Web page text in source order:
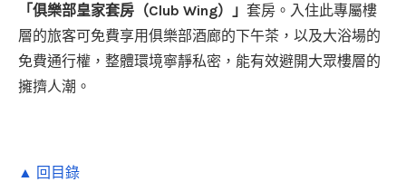
「俱樂部皇家套房（Club Wing）」 套房。入住此專屬樓
層的旅客可免費享用俱樂部酒廊的下午茶，以及大浴場的
免費通行權，整體環境寧靜私密，能有效避開大眾樓層的
擁擠人潮。
▲ 回目錄